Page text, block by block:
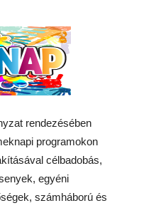
rendezésében
programokon
célbadobás,
egyéni
számháború és